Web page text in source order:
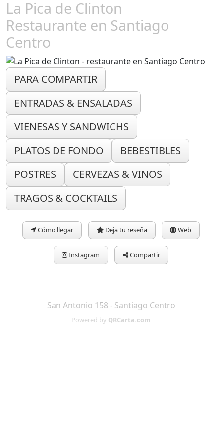
La Pica de Clinton
Restaurante en Santiago
Centro
PARA COMPARTIR
ENTRADAS & ENSALADAS
VIENESAS Y SANDWICHS
PLATOS DE FONDO
BEBESTIBLES
POSTRES
CERVEZAS & VINOS
TRAGOS & COCKTAILS
Cómo llegar Deja tu reseña Web
Instagram Compartir
San Antonio 158 - Santiago Centro
Powered by QRCarta.com